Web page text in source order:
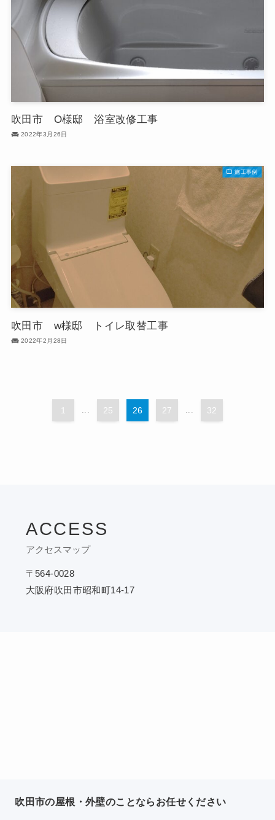
吹田市 O様邸 浴室改修工事
2022年3月26日
施工事例
吹田市 w様邸 トイレ取替工事
2022年2月28日
1 ... 25 26 27 ... 32
ACCESS
アクセスマップ
〒564-0028
大阪府吹田市昭和町14-17
吹田市の屋根・外壁のことならお任せください